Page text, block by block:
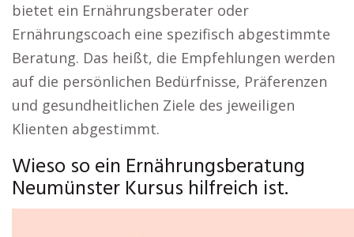
bietet ein Ernährungsberater oder
Ernährungscoach eine spezifisch abgestimmte
Beratung. Das heißt, die Empfehlungen werden
auf die persönlichen Bedürfnisse, Präferenzen
und gesundheitlichen Ziele des jeweiligen
Klienten abgestimmt.
Wieso so ein Ernährungsberatung
Neumünster Kursus hilfreich ist.